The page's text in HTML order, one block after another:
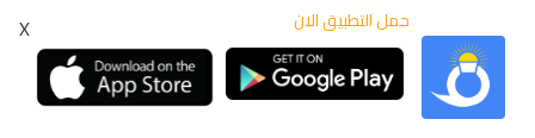
X حمل التطبيق الان